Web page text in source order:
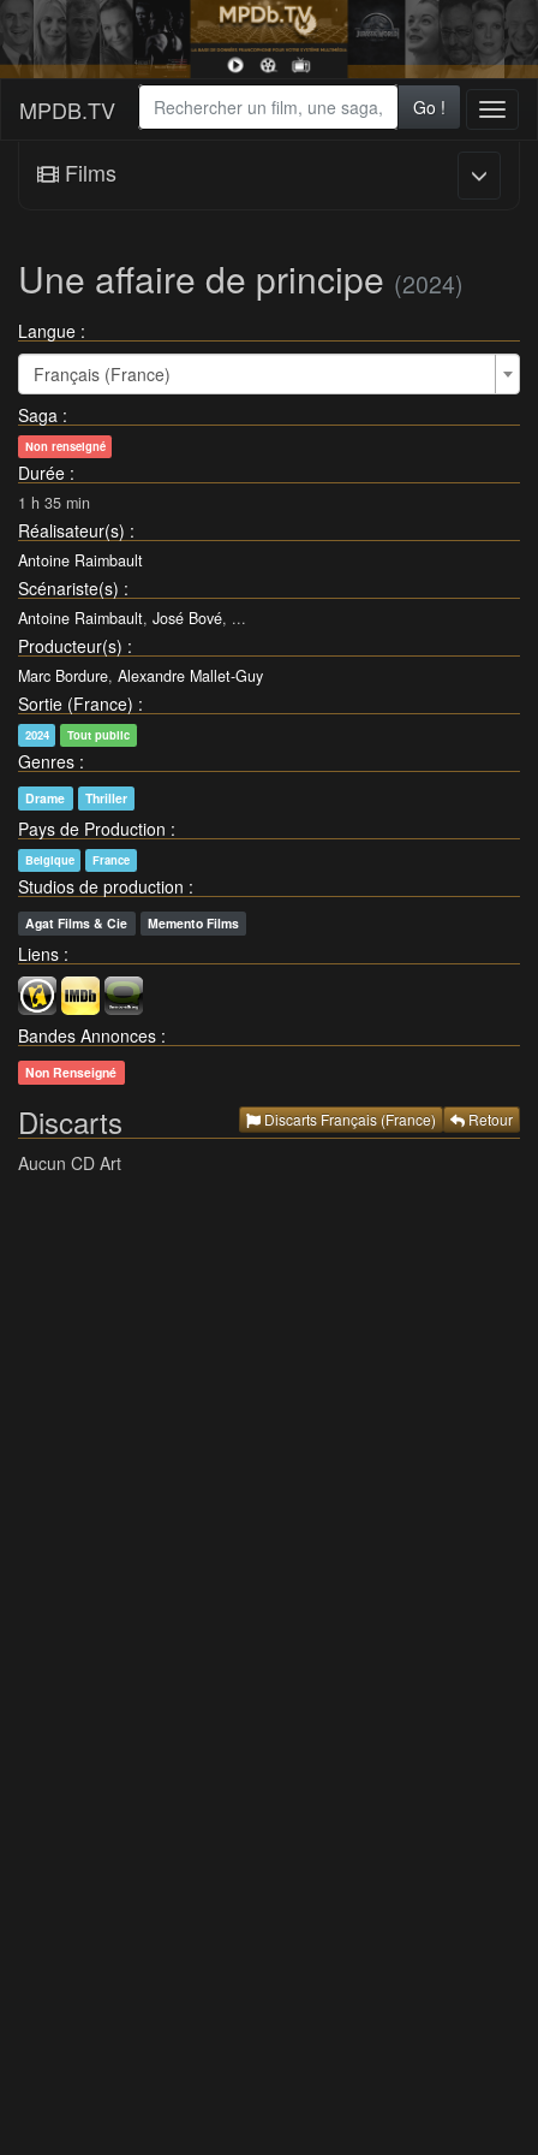
MPDB.TV Go !
Films
Une affaire de principe (2024)
Langue :
Français (France)
Saga :
Non renseigné
Durée :
1 h 35 min
Réalisateur(s) :
Antoine Raimbault
Scénariste(s) :
Antoine Raimbault, José Bové, ...
Producteur(s) :
Marc Bordure, Alexandre Mallet-Guy
Sortie (France) :
2024 Tout public
Genres :
Drame Thriller
Pays de Production :
Belgique France
Studios de production :
Agat Films & Cie Memento Films
Liens :
Bandes Annonces :
Non Renseigné
Discarts Retour
Discarts Français (France)
Aucun CD Art